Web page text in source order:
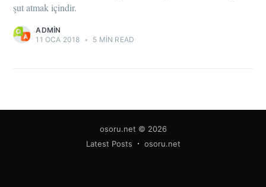
şut atmak içindir.
ADMIN
11 OCA 2018 • 5 MIN READ
osoru.net © 2026
Latest Posts
osoru.net